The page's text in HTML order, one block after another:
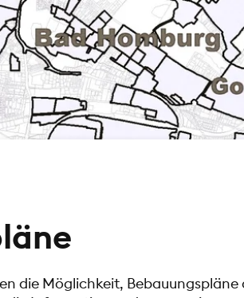
die Möglichkeit, Bebauungspläne